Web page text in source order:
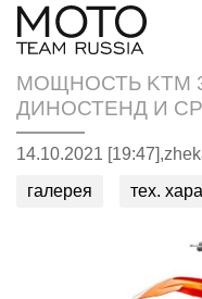
МОЩНОСТЬ KTM
ДИНОСТЕНД И
14.10.2021 [19:47],
галерея
тех.